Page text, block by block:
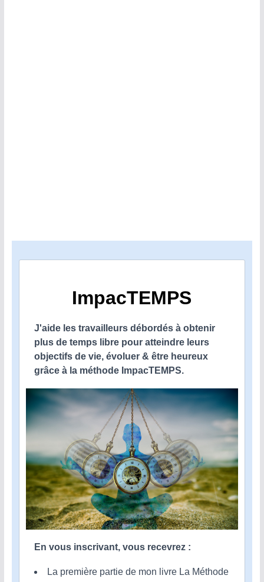
ImpacTEMPS
J'aide les travailleurs débordés à obtenir
plus de temps libre pour atteindre leurs
objectifs de vie, évoluer & être heureux
grâce à la méthode ImpacTEMPS.
En vous inscrivant, vous recevrez :
La première partie de mon livre La Méthode